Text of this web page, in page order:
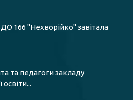
166 "Нехворійко" завітала
та педагоги закладу